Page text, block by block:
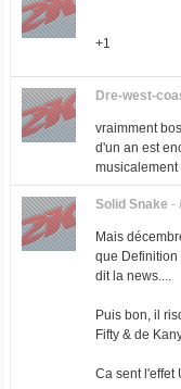
+1
Dre-west-
vraimment
d'un an est
musicalement
Solid Snake -
Mais
que Definition
dit la news....
Puis bon, il
Fifty & de
Ca sent l'effet